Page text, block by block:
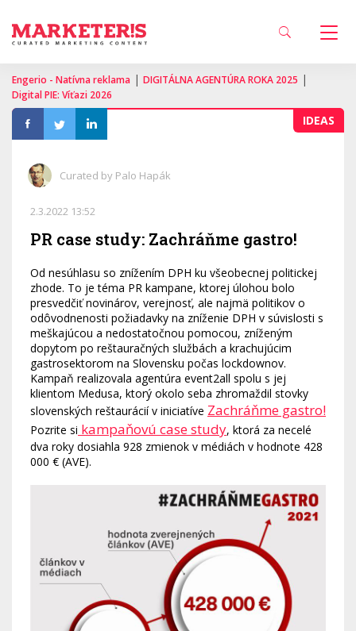
Engerio - Natívna reklama | DIGITÁLNA AGENTÚRA ROKA 2025 |
Digital PIE: Víťazi 2026
IDEAS
Curated by Palo Hapák
2.3.2022 13:52
PR case study: Zachráňme gastro!
Od nesúhlasu so znížením DPH ku všeobecnej politickej
zhode. To je téma PR kampane, ktorej úlohou bolo
presvedčiť novinárov, verejnosť, ale najmä politikov o
odôvodnenosti požiadavky na zníženie DPH v súvislosti s
meškajúcou a nedostatočnou pomocou, zníženým
dopytom po reštauračných službách a krachujúcim
gastrosektorom na Slovensku počas lockdownov.
Kampaň realizovala agentúra event2all spolu s jej
klientom Medusa, ktorý okolo seba zhromaždil stovky
slovenských reštaurácií v iniciatíve Zachráňme gastro!
Pozrite si kampaňovú case study, ktorá za necelé
dva roky dosiahla 928 zmienok v médiách v hodnote 428
000 € (AVE).